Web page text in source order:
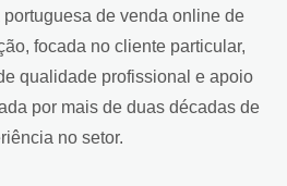
de venda online de
focada no cliente particular,
qualidade profissional e apoio
por mais de duas décadas de
no setor.